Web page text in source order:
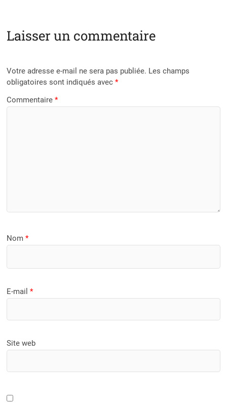
Laisser un commentaire
Votre adresse e-mail ne sera pas publiée. Les champs
obligatoires sont indiqués avec*
Commentaire*
Nom*
E-mail*
Site web